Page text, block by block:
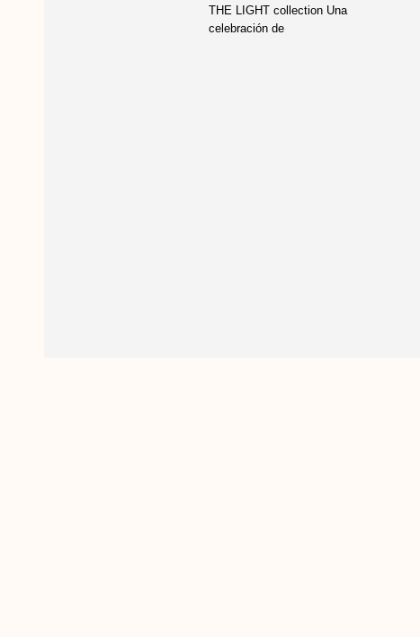
THE LIGHT collection Una
celebración de